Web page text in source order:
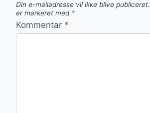
Din e-mailadresse vil ikke blive publiceret.
er markeret med *
Kommentar *